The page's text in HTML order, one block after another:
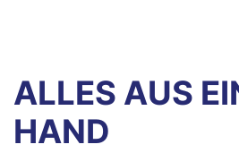
ALLES AUS
HAND